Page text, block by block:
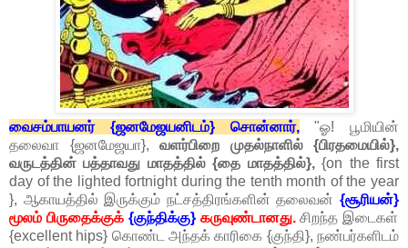
வைசம்பாயனர் {ஜனமேஜயனிடம்} சொன்னார்,"ஓ! பூமியின்
தலைவா {ஜனமேஜயா}, வளர்பிறை முதல்நாளில் {பிரதமையில்},
வருடத்தின் பத்தாவது மாதத்தில் {தை மாதத்தில்},{on the first
day of the lighted fortnight during the tenth month of the year
}, ஆகாயத்தில் இருக்கும் நட்சத்திரங்களின் தலைவன் {சூரியன்}
மூலம் பிருதைக்குக் {குந்திக்கு}கருவுண்டானது.சிறந்த இடைகள்
{excellent hips} கொண்ட அந்தக் காரிகை {குந்தி}, நண்பர்களிடம்